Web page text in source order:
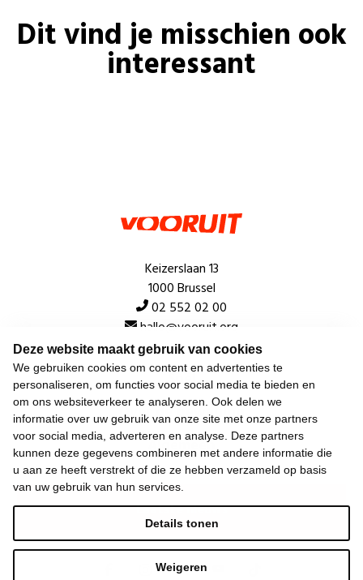
Deze website maakt gebruik van cookies
We gebruiken cookies om content en advertenties te
personaliseren, om functies voor social media te bieden en
om ons websiteverkeer te analyseren. Ook delen we
informatie over uw gebruik van onze site met onze partners
voor social media, adverteren en analyse. Deze partners
kunnen deze gegevens combineren met andere informatie die
u aan ze heeft verstrekt of die ze hebben verzameld op basis
van uw gebruik van hun services.
Weigeren
Details tonen
Dit vind je misschien ook
interessant
Keizerslaan 13
1000 Brussel
02 552 02 00
hallo@vooruit.org
Snel
Over de beweging
Algemeen
Laatste nieuws